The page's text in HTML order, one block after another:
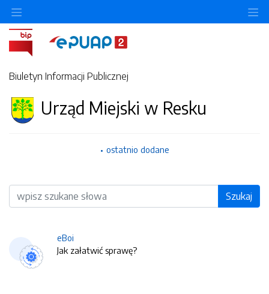
Biuletyn Informacji Publicznej
Urząd Miejski w Resku
ostatnio dodane
Wyszukiwarka Szukaj
eBoi
Jak załatwić sprawę?